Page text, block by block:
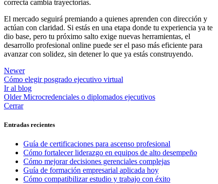
correcta cambia trayectorias.
El mercado seguirá premiando a quienes aprenden con dirección y
actúan con claridad. Si estás en una etapa donde tu experiencia ya te
dio base, pero tu próximo salto exige nuevas herramientas, el
desarrollo profesional online puede ser el paso más eficiente para
avanzar con solidez, sin detener lo que ya estás construyendo.
Newer
Cómo elegir posgrado ejecutivo virtual
Ir al blog
Older Microcredenciales o diplomados ejecutivos
Cerrar
Entradas recientes
Guía de certificaciones para ascenso profesional
Cómo fortalecer liderazgo en equipos de alto desempeño
Cómo mejorar decisiones gerenciales complejas
Guía de formación empresarial aplicada hoy
Cómo compatibilizar estudio y trabajo con éxito